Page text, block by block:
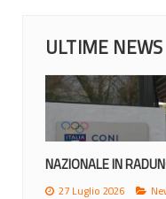
ULTIME NEWS
NAZIONALE IN
27 Luglio 2026